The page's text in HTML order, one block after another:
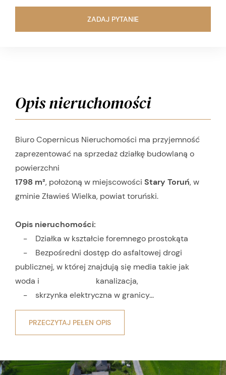
ZADAJ PYTANIE
Opis nieruchomości
Biuro Copernicus Nieruchomości ma przyjemność
zaprezentować na sprzedaż działkę budowlaną o
powierzchni
1798 m², położoną w miejscowości Stary Toruń, w
gminie Zławieś Wielka, powiat toruński.
Opis nieruchomości:
- Działka w kształcie foremnego prostokąta
- Bezpośredni dostęp do asfaltowej drogi
publicznej, w której znajdują się media takie jak
woda i kanalizacja,
- skrzynka elektryczna w granicy...
PRZECZYTAJ PEŁEN OPIS